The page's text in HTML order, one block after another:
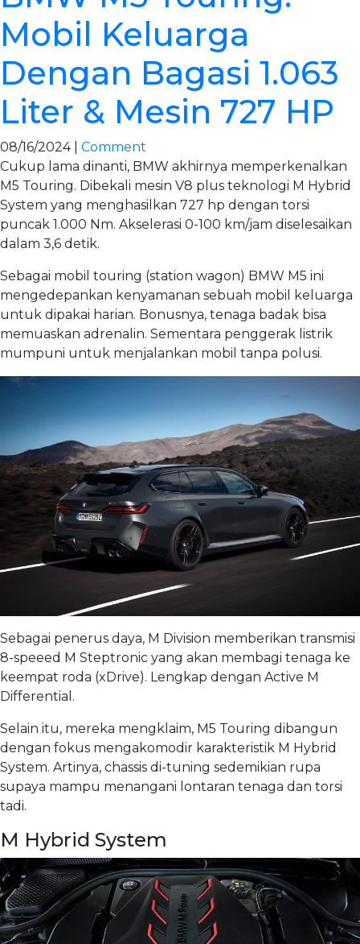
Mobil Keluarga
Dengan Bagasi 1.063
Liter & Mesin 727 HP
08/16/2024 | Comment
Cukup lama dinanti, BMW akhirnya memperkenalkan
M5 Touring. Dibekali mesin V8 plus teknologi M Hybrid
System yang menghasilkan 727 hp dengan torsi
puncak 1.000 Nm. Akselerasi 0-100 km/jam diselesaikan
dalam 3,6 detik.
Sebagai mobil touring (station wagon) BMW M5 ini
mengedepankan kenyamanan sebuah mobil keluarga
untuk dipakai harian. Bonusnya, tenaga badak bisa
memuaskan adrenalin. Sementara penggerak listrik
mumpuni untuk menjalankan mobil tanpa polusi.
Sebagai penerus daya, M Division memberikan transmisi
8-speeed M Steptronic yang akan membagi tenaga ke
keempat roda (xDrive). Lengkap dengan Active M
Differential.
Selain itu, mereka mengklaim, M5 Touring dibangun
dengan fokus mengakomodir karakteristik M Hybrid
System. Artinya, chassis di-tuning sedemikian rupa
supaya mampu menangani lontaran tenaga dan torsi
tadi.
M Hybrid System